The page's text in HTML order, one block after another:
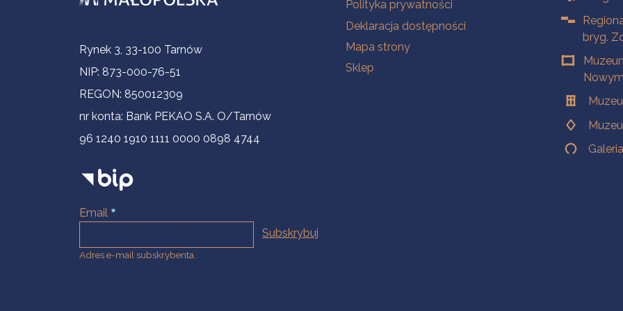
Informacje kontaktowe
Rynek 3, 33-100 Tarnów
NIP: 873-000-76-51
REGON: 850012309
nr konta: Bank PEKAO S.A. O/Tarnów
96 1240 1910 1111 0000 0898 4744
Email
Adres e-mail subskrybenta.
Polityka prywatności
Deklaracja dostępności
Mapa strony
Sklep
bryg.